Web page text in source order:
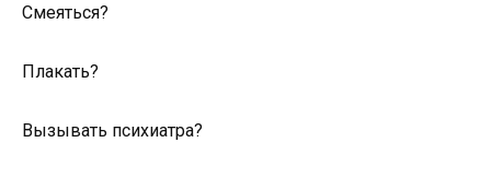
Смеяться?
Плакать?
Вызывать психиатра?